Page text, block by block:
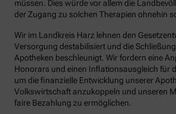
müssen. Dies würde vor allem die
der Zugang zu solchen Therapien ohnehin
Wir im Landkreis Harz lehnen den
Versorgung destabilisiert und die
Apotheken beschleunigt. Wir fordern eine
Honorars und einen Inflationsausgleich für
um die finanzielle Entwicklung unserer
Volkswirtschaft anzukoppeln und unseren
faire Bezahlung zu ermöglichen.